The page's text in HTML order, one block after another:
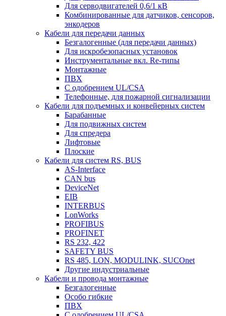
Для серводвигателей 0,6/1 кВ
Комбинированные для датчиков, cенсоров,
энкодеров
Кабели для передачи данных
Безгалогенные (для передачи данных)
Для искробезопасных установок
Инструментальные вкл. Re-типы
Монтажные
ПВХ
С одобрением UL/CSA
Телефонные, для пожарной сигнализации
Кабели для подъемных и конвейерных систем
Барабанные
Для подвижных систем
Для спредера
Лифтовые
Плоские
Кабели для систем RS, BUS
AS-Interface
CAN bus
DeviceNet
EIB
INTERBUS
LonWorks
PROFIBUS
PROFINET
RS 232, 422
SAFETY BUS
RS 485, LON, MODULINK, SUCOnet
Другие индустриальные
Кабели и провода монтажные
Безгалогенные
Особо гибкие
ПВХ